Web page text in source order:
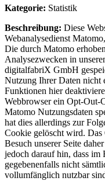
Kategorie: Statistik
Beschreibung: Diese
Webanalysedienst
Die durch Matomo
Analysezwecken in
digitalfabriX GmbH
Nutzung Ihrer Daten nicht
Funktionen hier
Webbrowser ein Opt-Out-
Matomo Nutzungsdaten
hat dies allerdings zur
Cookie gelöscht wird. Das
Besuch unserer Seite
jedoch darauf hin, dass
gegebenenfalls nicht
vollumfänglich nutzbar